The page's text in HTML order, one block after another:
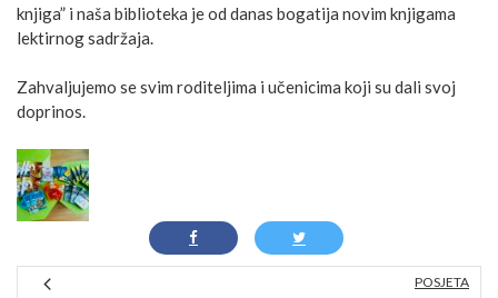
knjiga” i naša biblioteka je od danas bogatija novim knjigama
lektirnog sadržaja.
Zahvaljujemo se svim roditeljima i učenicima koji su dali svoj
doprinos.
POSJETA